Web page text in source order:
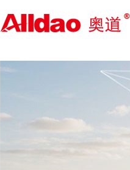
外贸整合营销_海外推广_外贸网站
建设——奥道-外贸营销咨询顾问